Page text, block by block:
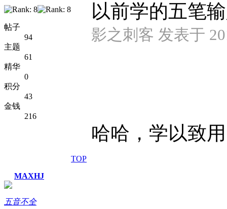
帖子
94
主题
61
精华
0
积分
43
金钱
216
以前学的五笔
影之刺客 发表于
哈哈，学以致
TOP
MAXHJ
五音不全